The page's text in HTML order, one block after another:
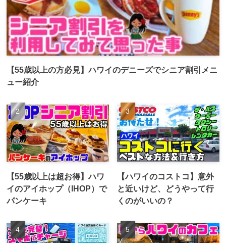
【55歳以上の方必見】ハワイのデニーズでシニア割引メニ
ュー紹介
【55歳以上は超お得】ハワ
イのアイホップ（IHOP）で
パンケーキ
【ハワイのコストコ】意外
と近いけど、どうやって行
くのがいいの？